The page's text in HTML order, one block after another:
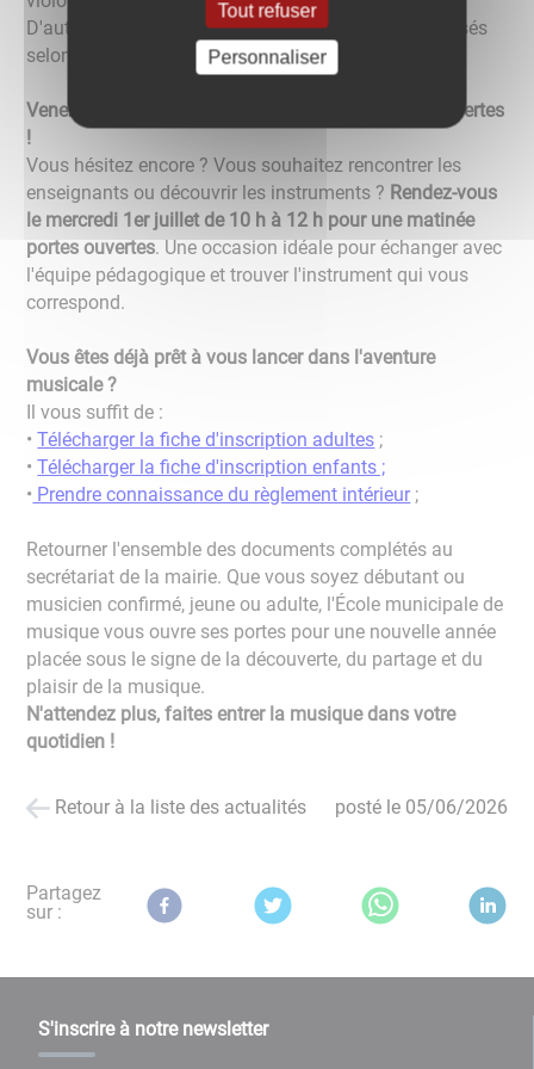
D'autres instruments pourront également être proposés
selon les demandes et les effectifs.
Venez découvrir l'école lors de la matinée portes ouvertes
!
Vous hésitez encore ? Vous souhaitez rencontrer les
enseignants ou découvrir les instruments ? Rendez-vous
le mercredi 1er juillet de 10 h à 12 h pour une matinée
portes ouvertes. Une occasion idéale pour échanger avec
l'équipe pédagogique et trouver l'instrument qui vous
correspond.
Vous êtes déjà prêt à vous lancer dans l'aventure
musicale ?
Il vous suffit de :
•Télécharger la fiche d'inscription adultes ;
•Télécharger la fiche d'inscription enfants ;
• Prendre connaissance du règlement intérieur ;
Retourner l'ensemble des documents complétés au
secrétariat de la mairie. Que vous soyez débutant ou
musicien confirmé, jeune ou adulte, l'École municipale de
musique vous ouvre ses portes pour une nouvelle année
placée sous le signe de la découverte, du partage et du
plaisir de la musique.
N'attendez plus, faites entrer la musique dans votre
quotidien !
Retour à la liste des actualités posté le 05/06/2026
Partagez
sur :
S'inscrire à notre newsletter
Tout refuser
Personnaliser